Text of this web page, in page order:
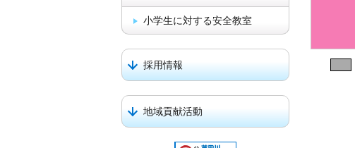
小学生に対する安全教室
採用情報
地域貢献活動